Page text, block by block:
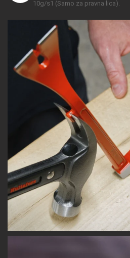
10g/s1 (Samo za pravna lica).